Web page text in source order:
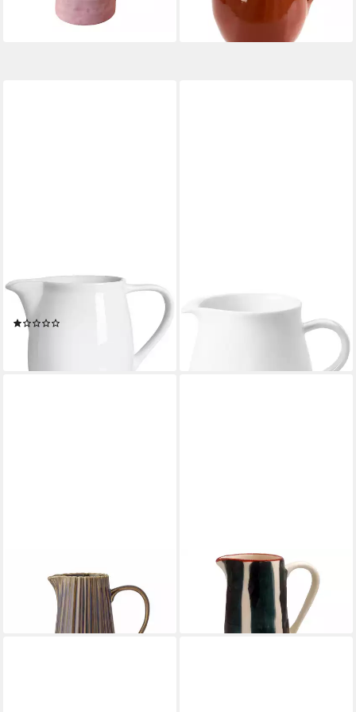
10,99 €
lieferbar - in 2-3 Werktagen bei dir
Kanne,
spülmaschinengeeignet
13,88 €
lieferbar - in 3-4 Werktagen bei dir
Made in Germany
Wasserkrug Krug, Steingut
ab 33,39 €
lieferbar - in 2-3 Werktagen bei dir
VISTA PORTUGUESE
Wasserkrug Tribu Krug S 1l
59,90 €
lieferbar - in 2-3 Werktagen bei dir